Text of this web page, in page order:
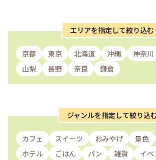
エリアを指定して絞り込む
京都 東京 北海道 沖縄 神奈川
山梨
長野 奈良 鎌倉
ジャンルを指定して絞り込
カフェ スイーツ おみやげ 景色
ホテル
ごはん パン 雑貨 イベ